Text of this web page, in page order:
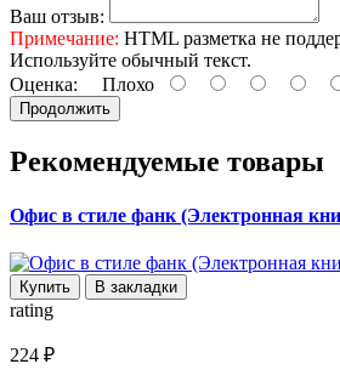
Ваш отзыв:
Примечание: HTML разметка не
Используйте обычный текст.
Оценка: Плохо
Продолжить
Рекомендуемые товары
Офис в стиле фанк (Электронная
Купить В закладки
rating
224 ₽